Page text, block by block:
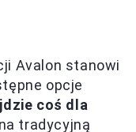
Avalon stanowi
opcje
coś dla
tradycyjną